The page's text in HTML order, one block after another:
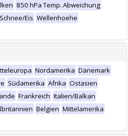
850 hPa Temp. Abweichung
Schnee/Eis Wellenhoehe
Nordamerika Dänemark
Südamerika Afrika Ostasien
Frankreich Italien/Balkan
Belgien Mittelamerika